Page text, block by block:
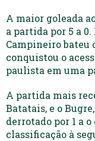
A maior goleada
a partida por 5 a
Campineiro bateu
conquistou o
paulista em uma
A partida mais
Batatais, e o
derrotado por 1 a
classificação à